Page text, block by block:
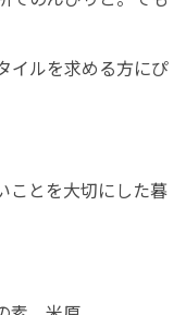
イルを求める方にぴ
ことを大切にした暮